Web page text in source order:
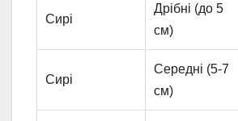
Сирі
Дрібні (до 5
см)
Сирі
Середні (5-7
см)